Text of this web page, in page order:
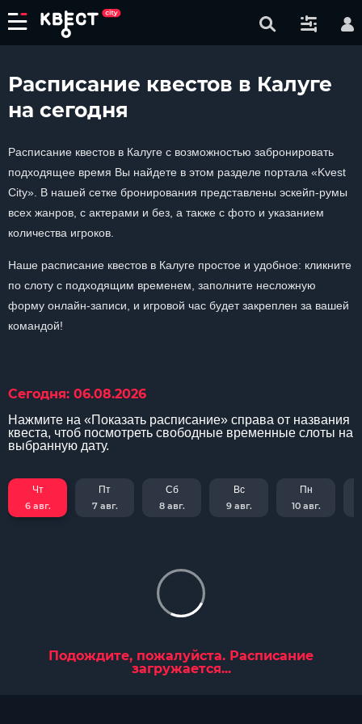
Расписание квестов в Калуге
на сегодня
Расписание квестов в Калуге с возможностью забронировать
подходящее время Вы найдете в этом разделе портала «Kvest
City». В нашей сетке бронирования представлены эскейп-румы
всех жанров, с актерами и без, а также с фото и указанием
количества игроков.
Наше расписание квестов в Калуге простое и удобное: кликните
по слоту с подходящим временем, заполните несложную
форму онлайн-записи, и игровой час будет закреплен за вашей
командой!
Сегодня: 06.08.2026
Нажмите на «Показать расписание» справа от названия
квеста, чтоб посмотреть свободные временные слоты на
выбранную дату.
Чт
6 авг.
Пт
7 авг.
Сб
8 авг.
Вс
9 авг.
Пн
10 авг.
Подождите, пожалуйста. Расписание
загружается...